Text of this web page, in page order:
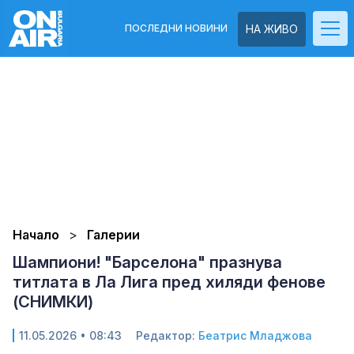
НА ЖИВО
ПОСЛЕДНИ НОВИНИ
Начало Галерии
Шампиони! "Барселона" празнува
титлата в Ла Лига пред хиляди фенове
(СНИМКИ)
11.05.2026 • 08:43 Редактор: Беатрис Младжова